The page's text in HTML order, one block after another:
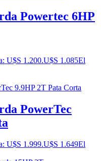
Powertec 6HP
U$S 1.200.U$S 1.085El
PowerTec
U$S 1.999.U$S 1.649El